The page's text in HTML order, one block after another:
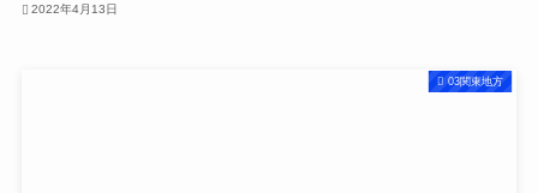
2022年4月13日
03関東地方